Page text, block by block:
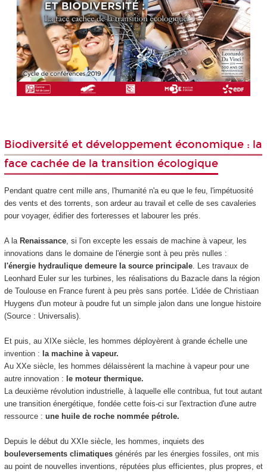
Biodiversité et développement économique : la
face cachée de la transition écologique
Pendant quatre cent mille ans, l'humanité n'a eu que le feu, l'impétuosité
des vents et des torrents, son ardeur au travail et celle de ses cavaleries
pour voyager, édifier des forteresses et labourer les prés.
A la Renaissance, si l'on excepte les essais de machine à vapeur, les
innovations dans le domaine de l'énergie sont à peu près nulles :
l'énergie hydraulique demeure la source principale. Les travaux de
Leonhard Euler sur les turbines, les réalisations du Bazacle dans la région
de Toulouse en France furent à peu près sans portée. L'idée de Christiaan
Huygens d'un moteur à poudre fut un simple jalon dans une longue histoire
(Source : Universalis).
Et puis, au XIXe siècle, les hommes déployèrent à grande échelle une
invention : la machine à vapeur.
Au XXe siècle, les hommes délaissèrent la machine à vapeur pour une
autre innovation : le moteur thermique.
La deuxième révolution industrielle, à laquelle elle contribua, fut tout autant
une transition énergétique, fondée cette fois-ci sur l'extraction d'une autre
ressource : une huile de roche nommée pétrole.
Depuis le début du XXIe siècle, les hommes, inquiets des
bouleversements climatiquesgénérés par les énergies fossiles, ont mis
au point de nouvelles inventions, réputées plus efficientes, plus propres, et